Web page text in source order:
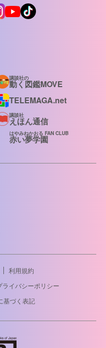
講談社の
動く図鑑MOVE
TELEMAGA.net
講談社
えほん通信
はやみねかおる FAN CLUB
赤い夢学園
利用規約
ライバシーポリシー
基づく表記